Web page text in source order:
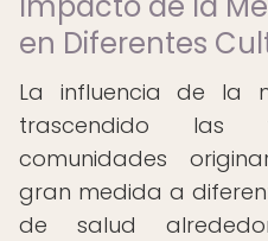
en Diferentes
La influencia de la
trascendido
comunidades
gran medida a
de salud